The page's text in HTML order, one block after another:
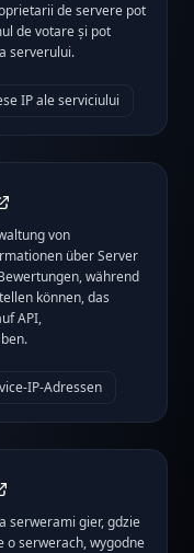
de servere pot
de votare și pot
serverului.
IP ale serviciului
von
über Server
während
können, das
API,
IP-Adressen
serwerami gier, gdzie
o serwerach, wygodne